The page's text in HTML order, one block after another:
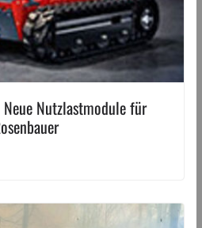
Nutzlastmodule für